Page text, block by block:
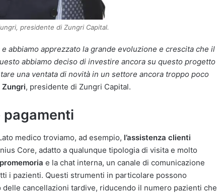
presidente di Zungri Capital.
abbiamo apprezzato la grande evoluzione e crescita che il
abbiamo deciso di investire ancora su questo progetto
una ventata di novità in un settore ancora troppo poco
, presidente di Zungri Capital.
pagamenti
medico troviamo, ad esempio, l’assistenza clienti
Core, adatto a qualunque tipologia di visita e molto
promemoria e la chat interna, un canale di comunicazione
i pazienti. Questi strumenti in particolare possono
cancellazioni tardive, riducendo il numero pazienti che